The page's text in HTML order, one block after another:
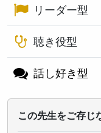
リーダー型
聴き役型
話し好き型
この先生をご存じ